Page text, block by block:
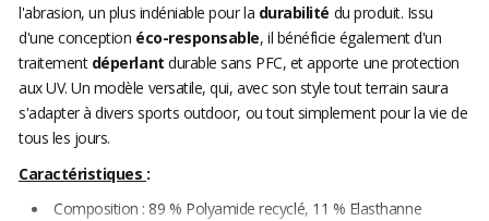
l'abrasion, un plus indéniable pour la durabilité du produit. Issu
d'une conception éco-responsable, il bénéficie également d'un
traitement déperlantdurable sans PFC, et apporte une protection
aux UV. Un modèle versatile, qui, avec son style tout terrain saura
s'adapter à divers sports outdoor, ou tout simplement pour la vie de
tous les jours.
Caractéristiques :
Composition : 89 % Polyamide recyclé, 11 % Elasthanne